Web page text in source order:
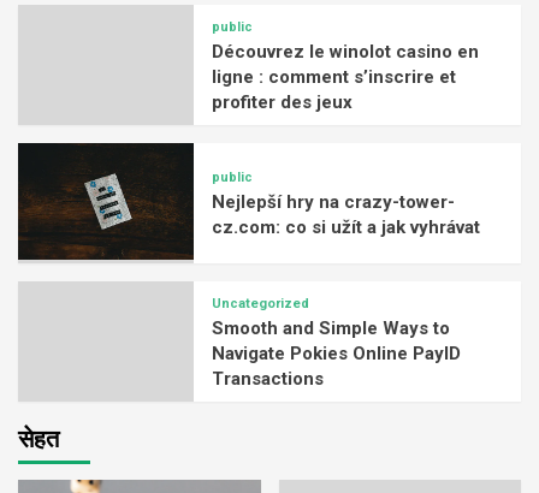
public
Découvrez le winolot casino en
ligne : comment s’inscrire et
profiter des jeux
public
Nejlepší hry na crazy-tower-
cz.com: co si užít a jak vyhrávat
Uncategorized
Smooth and Simple Ways to
Navigate Pokies Online PayID
Transactions
सेहत